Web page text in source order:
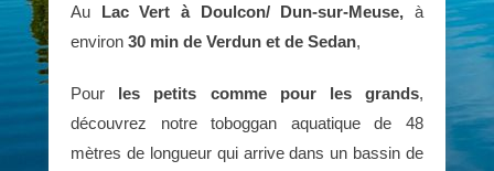
Au Lac Vert à Doulcon/ Dun-sur-Meuse, à
environ 30 min de Verdun et de Sedan,
Pour les petits comme pour les grands,
découvrez notre toboggan aquatique de 48
mètres de longueur qui arrive dans un bassin de